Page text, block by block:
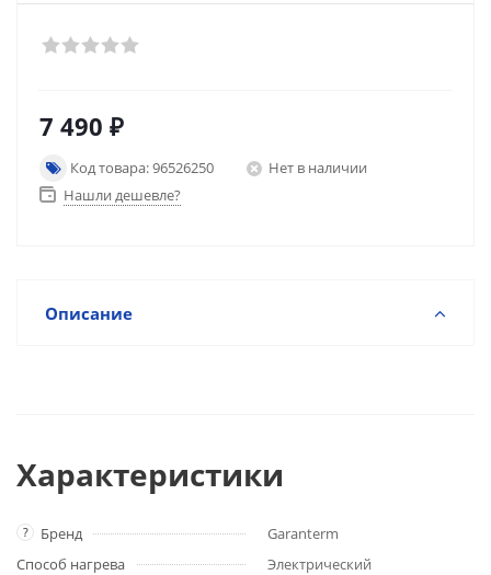
7 490 ₽
Код товара: 96526250
Нет в наличии
Нашли дешевле?
Описание
Характеристики
? Бренд
Garanterm
Способ нагрева
Электрический